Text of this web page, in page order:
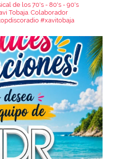
de los 70's - 80's - 90's
Tobaja. Colaborador
#xavitobaja